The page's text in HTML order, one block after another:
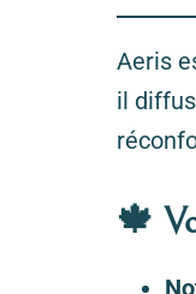
Aeris
il
🍁